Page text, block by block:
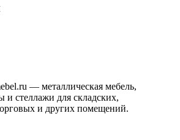
— металлическая мебель,
и стеллажи для складских,
и других помещений.